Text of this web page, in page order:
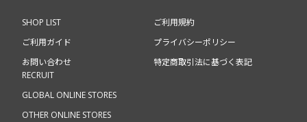
【対象商品】
会抽選付(最大5名)
【ご予約受付期間】
■7月公演(静岡・宮城・広島公演)：2026/6/5(金)17:30 ～
6/21(日)23:59
SHOP LIST
ご利用ガイド
お問い合わせ
ご利用規約
プライバシーポリシー
特定商取引法に基づく表記
RECRUIT
GLOBAL ONLINE STORES
OTHER ONLINE STORES